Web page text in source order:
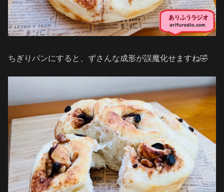
ちぎりパンにすると、ずさんな成形が誤魔化せますね🤣